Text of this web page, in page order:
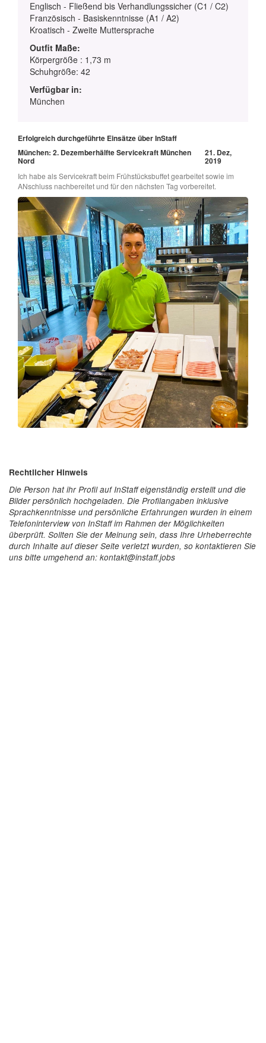
Englisch - Fließend bis Verhandlungssicher (C1 / C2)
Französisch - Basiskenntnisse (A1 / A2)
Kroatisch - Zweite Muttersprache
Outfit Maße:
Körpergröße : 1,73 m
Schuhgröße: 42
Verfügbar in:
München
Erfolgreich durchgeführte Einsätze über InStaff
München: 2. Dezemberhälfte Servicekraft München
Nord
21. Dez,
2019
Ich habe als Servicekraft beim Frühstücksbuffet gearbeitet sowie im
ANschluss nachbereitet und für den nächsten Tag vorbereitet.
Rechtlicher Hinweis
Die Person hat ihr Profil auf InStaff eigenständig erstellt und die
Bilder persönlich hochgeladen. Die Profilangaben inklusive
Sprachkenntnisse und persönliche Erfahrungen wurden in einem
Telefoninterview von InStaff im Rahmen der Möglichkeiten
überprüft. Sollten Sie der Meinung sein, dass Ihre Urheberrechte
durch Inhalte auf dieser Seite verletzt wurden, so kontaktieren Sie
uns bitte umgehend an: kontakt@instaff.jobs